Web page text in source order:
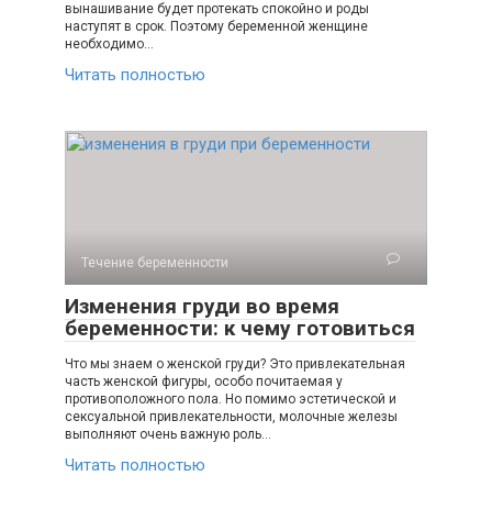
вынашивание будет протекать спокойно и роды
наступят в срок. Поэтому беременной женщине
необходимо…
Читать полностью
Течение беременности
Изменения груди во время
беременности: к чему готовиться
Что мы знаем о женской груди? Это привлекательная
часть женской фигуры, особо почитаемая у
противоположного пола. Но помимо эстетической и
сексуальной привлекательности, молочные железы
выполняют очень важную роль…
Читать полностью